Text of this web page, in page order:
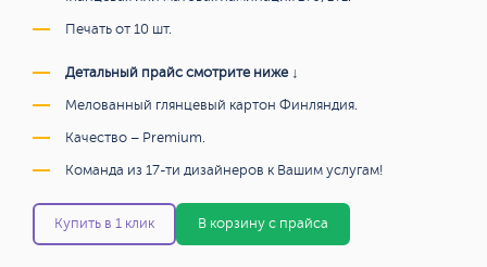
Печать от 10 шт.
Детальный прайс смотрите ниже ↓
Мелованный глянцевый картон Финляндия.
Качество – Premium.
Команда из 17-ти дизайнеров к Вашим услугам!
Купить в 1 клик В корзину с прайса